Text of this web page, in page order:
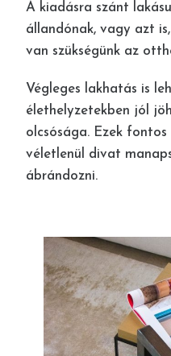
A kiadásra szánt
állandónak, vagy azt
van szükségünk az
Végleges lakhatás is
élethelyzetekben jól
olcsósága. Ezek fontos
véletlenül divat
ábrándozni.